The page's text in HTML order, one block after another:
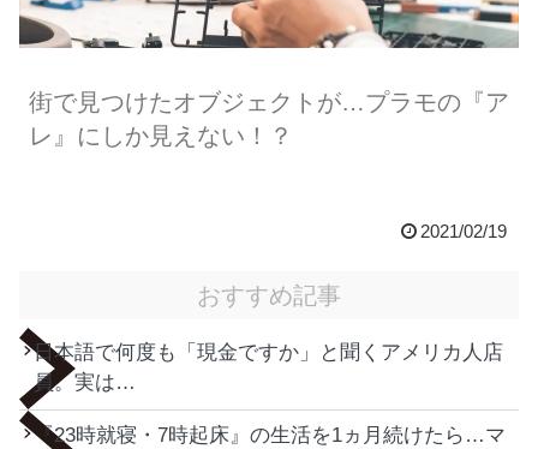
街で見つけたオブジェクトが…プラモの『ア
レ』にしか見えない！？
2021/02/19
おすすめ記事
日本語で何度も「現金ですか」と聞くアメリカ人店
員。実は…
『23時就寝・7時起床』の生活を1ヵ月続けたら…マ